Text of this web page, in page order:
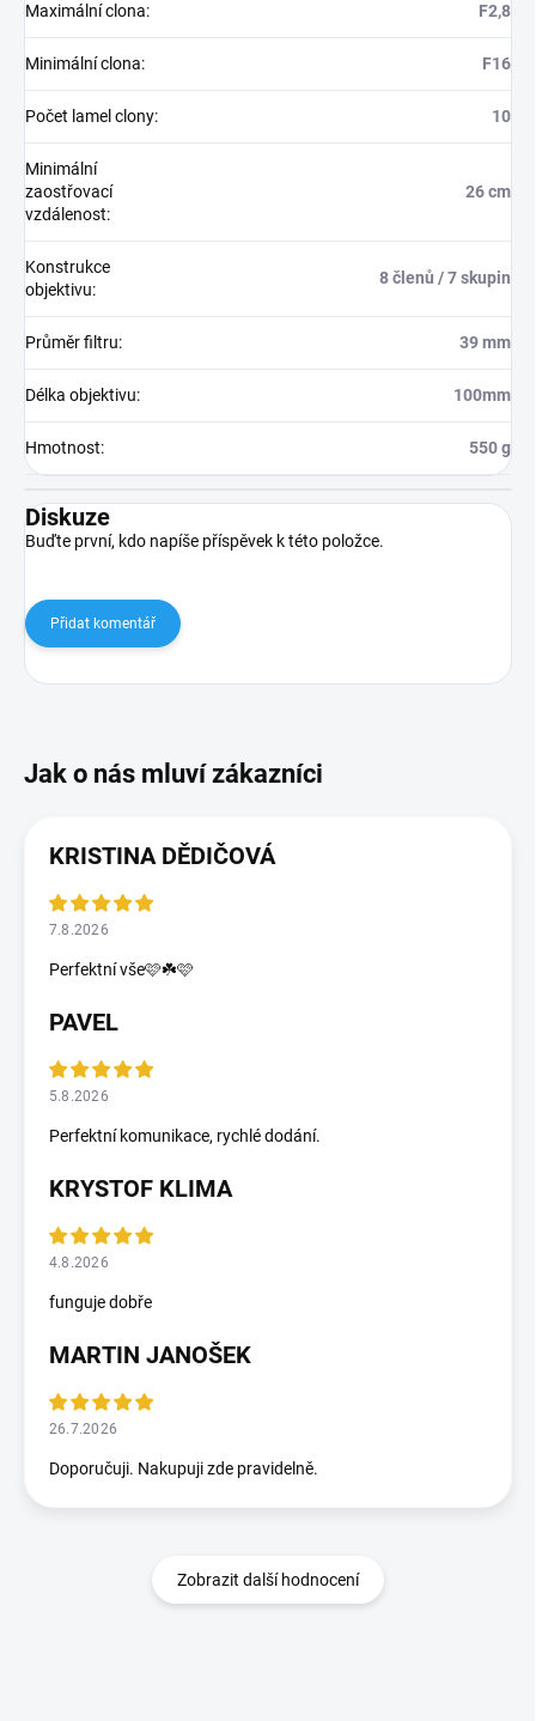
Maximální clona: F2,8
Minimální clona: F16
Počet lamel clony: 10
Minimální
zaostřovací
vzdálenost:
26 cm
Konstrukce
objektivu:
8 členů / 7 skupin
Průměr filtru: 39 mm
Délka objektivu: 100mm
Hmotnost: 550 g
Diskuze
Buďte první, kdo napíše příspěvek k této položce.
Přidat komentář
KRISTINA DĚDIČOVÁ
7.8.2026
Perfektní vše🩷☘️🩷
PAVEL
5.8.2026
Perfektní komunikace, rychlé dodání.
KRYSTOF KLIMA
4.8.2026
funguje dobře
MARTIN JANOŠEK
26.7.2026
Doporučuji. Nakupuji zde pravidelně.
Zobrazit další hodnocení